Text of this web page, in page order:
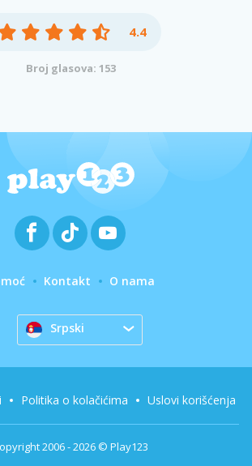
4.4
Broj glasova: 153
Kontakt O nama
Srpski
2006 - 2026 © Play123
Politika o kolačićima Uslovi korišćenja